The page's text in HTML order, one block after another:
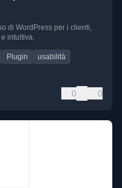
di WordPress per i clienti,
intuitiva.
Plugin
usabilità
0 0